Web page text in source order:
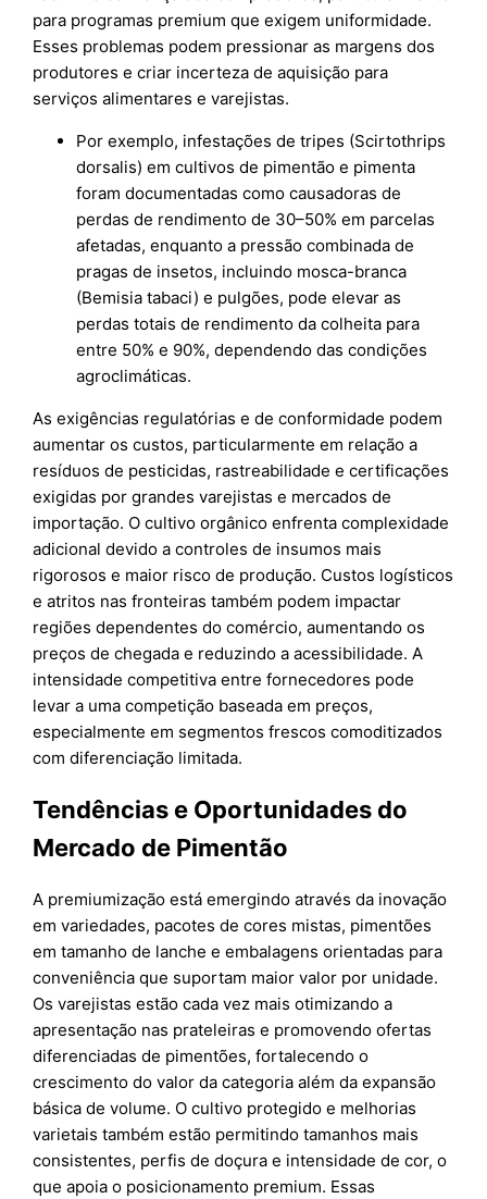
para programas premium que exigem uniformidade.
Esses problemas podem pressionar as margens dos
produtores e criar incerteza de aquisição para
serviços alimentares e varejistas.
Por exemplo, infestações de tripes (Scirtothrips
dorsalis) em cultivos de pimentão e pimenta
foram documentadas como causadoras de
perdas de rendimento de 30–50% em parcelas
afetadas, enquanto a pressão combinada de
pragas de insetos, incluindo mosca-branca
(Bemisia tabaci) e pulgões, pode elevar as
perdas totais de rendimento da colheita para
entre 50% e 90%, dependendo das condições
agroclimáticas.
As exigências regulatórias e de conformidade podem
aumentar os custos, particularmente em relação a
resíduos de pesticidas, rastreabilidade e certificações
exigidas por grandes varejistas e mercados de
importação. O cultivo orgânico enfrenta complexidade
adicional devido a controles de insumos mais
rigorosos e maior risco de produção. Custos logísticos
e atritos nas fronteiras também podem impactar
regiões dependentes do comércio, aumentando os
preços de chegada e reduzindo a acessibilidade. A
intensidade competitiva entre fornecedores pode
levar a uma competição baseada em preços,
especialmente em segmentos frescos comoditizados
com diferenciação limitada.
Tendências e Oportunidades do
Mercado de Pimentão
A premiumização está emergindo através da inovação
em variedades, pacotes de cores mistas, pimentões
em tamanho de lanche e embalagens orientadas para
conveniência que suportam maior valor por unidade.
Os varejistas estão cada vez mais otimizando a
apresentação nas prateleiras e promovendo ofertas
diferenciadas de pimentões, fortalecendo o
crescimento do valor da categoria além da expansão
básica de volume. O cultivo protegido e melhorias
varietais também estão permitindo tamanhos mais
consistentes, perfis de doçura e intensidade de cor, o
que apoia o posicionamento premium. Essas